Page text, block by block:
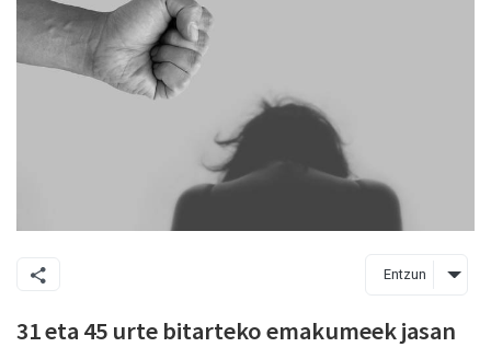
Entzun
31 eta 45 urte bitarteko emakumeek jasan